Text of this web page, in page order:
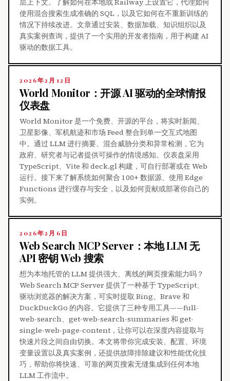
使用混合搜索生成准确的 SQL，以及它如何在不重新训练的
情况下持续改进。文章通过安装、数据加载、知识组织以及
真实案例查询，提供了一个实用的开发者指南，用于构建 AI
驱动的数据工具。
2026年2月12日
World Monitor：开源 AI 驱动的全球情报
仪表盘
World Monitor 是一个免费、开源的平台，将实时新闻、
卫星影像、军机航迹和市场 Feed 整合到单一交互式地图
中。通过 LLM 进行摘要、混合威胁分类和异常检测，它为
政府、研究者与记者提供可操作的情境感知。仪表盘采用
TypeScript、Vite 和 deck.gl 构建，可自行部署或在 Web
运行。接下来了解系统如何聚合 100+ 数据源、使用 Edge
Functions 进行缓存与安全，以及如何贡献或部署你自己的
实例。
2026年2月6日
Web Search MCP Server：本地 LLM 无
API 密钥 Web 搜索
想为本地托管的 LLM 提供强大、离线的网页搜索能力吗？
Web Search MCP Server 提供了一种基于 TypeScript、
驱动浏览器的解决方案，可实时提取 Bing、Brave 和
DuckDuckGo 的内容。它提供了三种专用工具——full-
web-search、get-web-search-summaries 和 get-
single-web-page-content，让你可以在深度内容提取与
快速片段之间自由切换。本文将带你完成安装、配置、环境
变量设置以及真实案例，还提供故障排除建议和性能优化技
巧，帮助你将快速、可靠的网页搜索无缝集成到任何本地
LLM 工作流中。